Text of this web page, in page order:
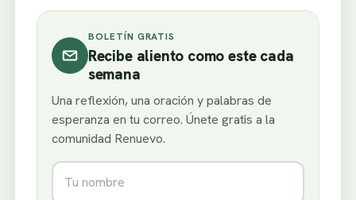
BOLETÍN GRATIS
Recibe aliento como este cada
semana
Una reflexión, una oración y palabras de
esperanza en tu correo. Únete gratis a la
comunidad Renuevo.
Nombre